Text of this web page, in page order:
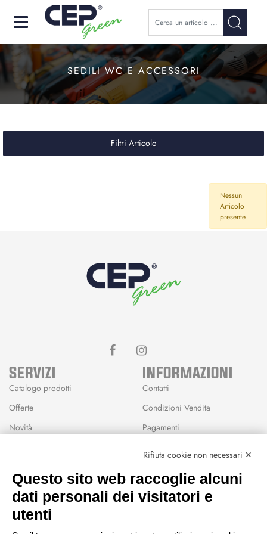
Open
SEDILI WC E ACCESSORI
Filtri Articolo
Nessun
Articolo
presente.
SERVIZI
Catalogo prodotti
Offerte
Novità
Wishlist
INFORMAZIONI
Contatti
Condizioni Vendita
Pagamenti
CEP GREEN
Rifiuta cookie non necessari ✕
Questo sito web raccoglie alcuni
dati personali dei visitatori e
utenti